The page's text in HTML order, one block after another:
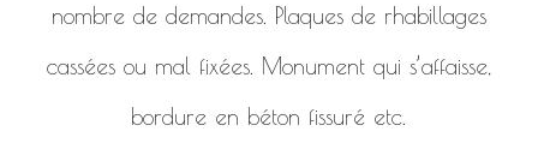
nombre de demandes. Plaques de rhabillages
cassées ou mal fixées. Monument qui s’affaisse,
bordure en béton fissuré etc.